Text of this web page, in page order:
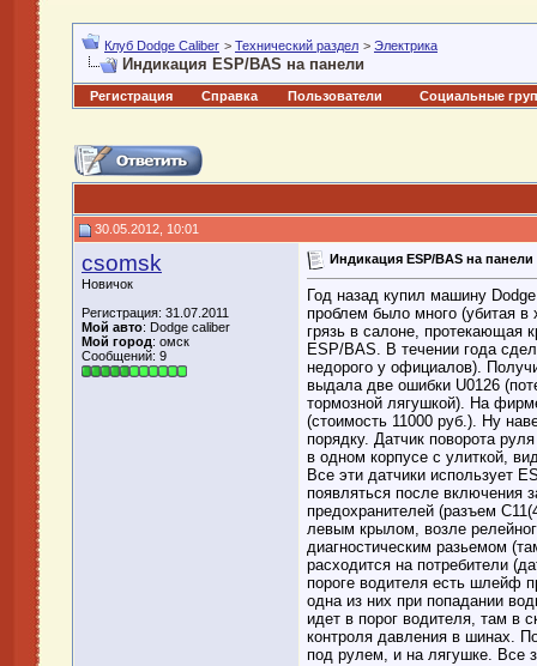
Клуб Dodge Caliber > Технический раздел > Электрика
Индикация ESP/BAS на панели
Регистрация Справка Пользователи Социальные
30.05.2012, 10:01
csomsk
Новичок
Регистрация: 31.07.2011
Мой авто: Dodge caliber
Мой город: омск
Сообщений: 9
Индикация ESP/BAS на панели
Год назад купил машину
проблем было много (убитая
грязь в салоне, протекающая
ESP/BAS. В течении года
недорого у официалов).
выдала две ошибки U0126
тормозной лягушкой). На
(стоимость 11000 руб.). Ну
порядку. Датчик поворота
в одном корпусе с улиткой,
Все эти датчики использует
появляться после включения
предохранителей (разъем
левым крылом, возле
диагностическим разьемом
расходится на потребители
пороге водителя есть шлейф
одна из них при попадании
идет в порог водителя, там в
контроля давления в шинах.
под рулем, и на лягушке. Все